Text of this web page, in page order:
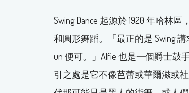
Swing Dance 起源於 1920 年哈林
和圓形舞蹈。「最正的是 Swing
un 便可。」Alfie 也是一個爵士鼓
引之處是它不像芭蕾或華爾滋或